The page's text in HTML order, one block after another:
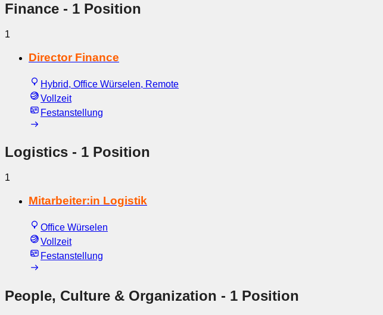
Finance - 1 Position
1
Director Finance
Hybrid, Office Würselen, Remote
Vollzeit
Festanstellung
Logistics - 1 Position
1
Mitarbeiter:in Logistik
Office Würselen
Vollzeit
Festanstellung
People, Culture & Organization - 1 Position